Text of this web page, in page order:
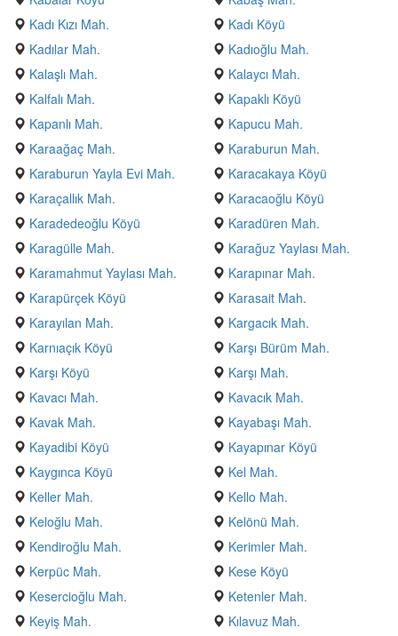
Kadı Kızı Mah.
Kadı Köyü
Kadılar Mah.
Kadıoğlu Mah.
Kalaşlı Mah.
Kalaycı Mah.
Kalfalı Mah.
Kapaklı Köyü
Kapanlı Mah.
Kapucu Mah.
Karaağaç Mah.
Karaburun Mah.
Karaburun Yayla Evi Mah.
Karacakaya Köyü
Karaçallık Mah.
Karacaoğlu Köyü
Karadedeoğlu Köyü
Karadüren Mah.
Karagülle Mah.
Karağuz Yaylası Mah.
Karamahmut Yaylası Mah.
Karapınar Mah.
Karapürçek Köyü
Karasait Mah.
Karayılan Mah.
Kargacık Mah.
Karnıaçık Köyü
Karşı Bürüm Mah.
Karşı Köyü
Karşı Mah.
Kavacı Mah.
Kavacık Mah.
Kavak Mah.
Kayabaşı Mah.
Kayadibi Köyü
Kayapınar Köyü
Kaygınca Köyü
Kel Mah.
Keller Mah.
Kello Mah.
Keloğlu Mah.
Kelönü Mah.
Kendiroğlu Mah.
Kerimler Mah.
Kerpüc Mah.
Kese Köyü
Kesercioğlu Mah.
Ketenler Mah.
Keyiş Mah.
Kılavuz Mah.